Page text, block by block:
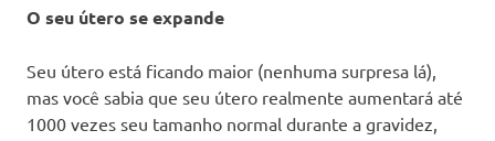
O seu útero se expande
Seu útero está ficando maior (nenhuma surpresa lá),
mas você sabia que seu útero realmente aumentará até
1000 vezes seu tamanho normal durante a gravidez,